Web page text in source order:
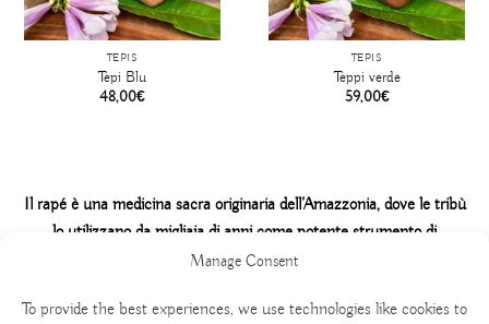
Manage Consent
To provide the best experiences, we use technologies like cookies to
TEPIS
Tepi Blu
48,00€
TEPIS
Teppi verde
59,00€
Il rapé è una medicina sacra originaria dell’Amazzonia, dove le tribù
lo utilizzano da migliaia di anni come potente strumento di
connessione.